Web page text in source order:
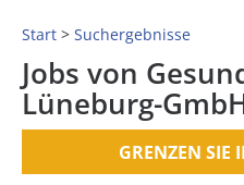
Start Suchergebnisse
Jobs von
Lüneburg-
GRENZEN SIE